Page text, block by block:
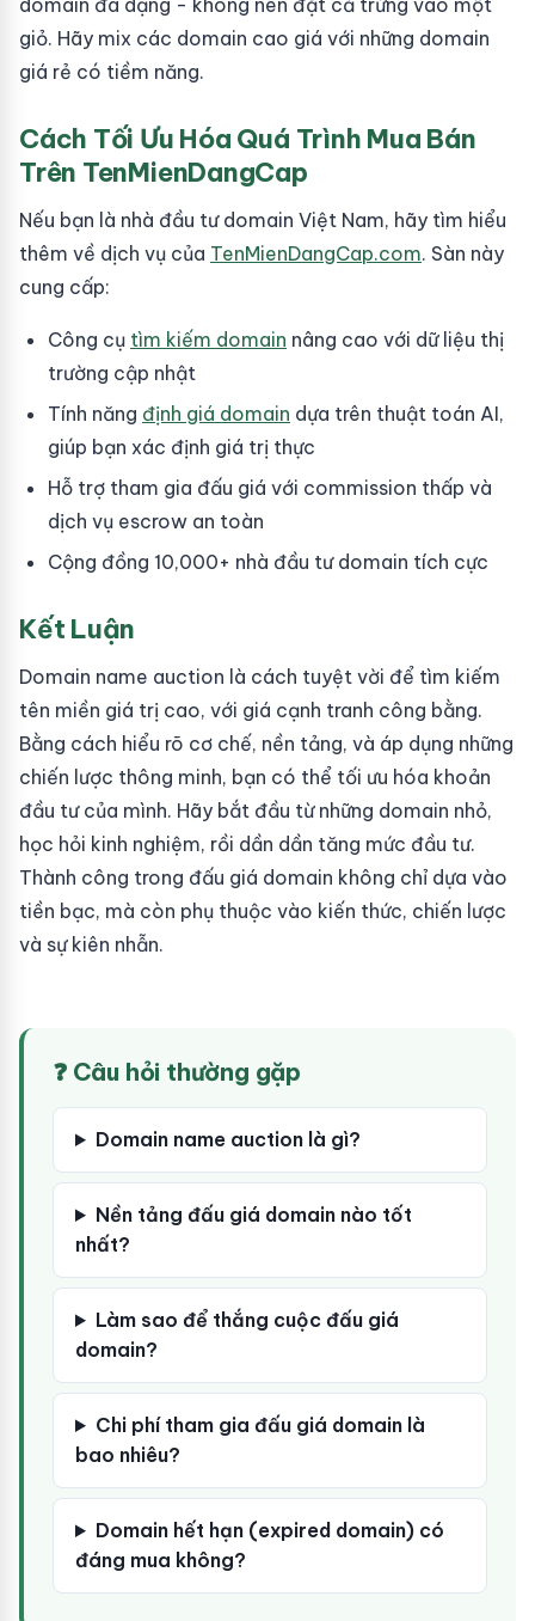
domain đa dạng - không nên đặt cả trứng vào một
giỏ. Hãy mix các domain cao giá với những domain
giá rẻ có tiềm năng.
Cách Tối Ưu Hóa Quá Trình Mua Bán
Trên TenMienDangCap
Nếu bạn là nhà đầu tư domain Việt Nam, hãy tìm hiểu
thêm về dịch vụ của TenMienDangCap.com. Sàn này
cung cấp:
Công cụ tìm kiếm domain nâng cao với dữ liệu thị
trường cập nhật
Tính năng định giá domain dựa trên thuật toán AI,
giúp bạn xác định giá trị thực
Hỗ trợ tham gia đấu giá với commission thấp và
dịch vụ escrow an toàn
Cộng đồng 10,000+ nhà đầu tư domain tích cực
Kết Luận
Domain name auction là cách tuyệt vời để tìm kiếm
tên miền giá trị cao, với giá cạnh tranh công bằng.
Bằng cách hiểu rõ cơ chế, nền tảng, và áp dụng những
chiến lược thông minh, bạn có thể tối ưu hóa khoản
đầu tư của mình. Hãy bắt đầu từ những domain nhỏ,
học hỏi kinh nghiệm, rồi dần dần tăng mức đầu tư.
Thành công trong đấu giá domain không chỉ dựa vào
tiền bạc, mà còn phụ thuộc vào kiến thức, chiến lược
và sự kiên nhẫn.
❓ Câu hỏi thường gặp
Domain name auction là gì?
Nền tảng đấu giá domain nào tốt
nhất?
Làm sao để thắng cuộc đấu giá
domain?
Chi phí tham gia đấu giá domain là
bao nhiêu?
Domain hết hạn (expired domain) có
đáng mua không?